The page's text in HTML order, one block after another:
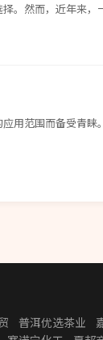
。然而，近年
用范围而备受青
普洱优选茶业